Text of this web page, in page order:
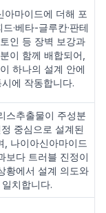
아마이드에 더해 포
·베타-글루칸·판테
토인 등 장벽 보강과
이 함께 배합되어,
하나의 설계 안에
에 작동합니다.
스추출물이 주성분
중심으로 설계된
, 나이아신아마이드
보다 트러블 진정이
황에서 설계 의도와
일치합니다.